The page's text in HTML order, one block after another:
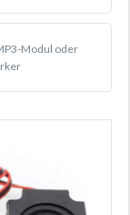
Modul oder